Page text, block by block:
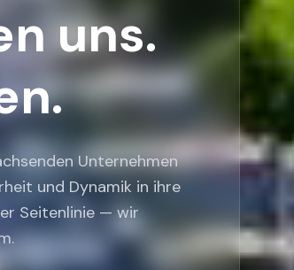
uns.
Unternehmen
und Dynamik in ihre
Seitenlinie — wir